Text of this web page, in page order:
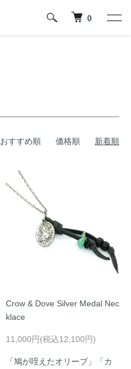
0
おすすめ順 価格順 新着順
Crow & Dove Silver Medal Nec
klace
11,000円(税込12,100円)
「鳩が咥えたオリーブ」「カ